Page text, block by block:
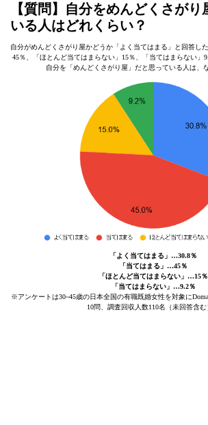
【質問】自分をめんどくさが
いる人はどれくらい？
自分がめんどくさがり屋かどうか「よく当てはまる」と回答し
45％、「ほとんど当てはまらない」15％、「当てはまらない」
自分を「めんどくさがり屋」だと思っている人は、
「よく当てはまる」…30.8％
「当てはまる」…45％
「ほとんど当てはまらない」…15％
「当てはまらない」…9.2％
※アンケートは30~45歳の日本全国の有職既婚女性を対象に
10問、調査回収人数110名（未回答含む